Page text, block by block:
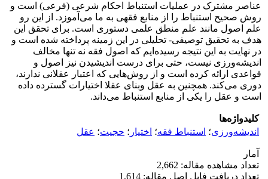
عناصر مشترک در عملیات استنباط احکام شرعی (فرعی) است و
روش صحیح استنباط را از منابع فقهی به ما مى‌آموزد. از این‌ رو
علم اصول مانند علم منطق علمی دستورى است. برای تحقق این
هدف به تحقیق توصیفی- تحلیلی در این زمینه پرداخته شده است و
در نهایت به این نتیجه رسیده‌ایم که اصول فقه نه تنها مخالف
اندیشه‌ورزی نیست، حتی برای درست‌ اندیشیدن نیز اصول و
قواعدی ارائه کرده است و از روش‌هایی که اعتبار عقلانی ندارند،
دوری می‌کند. همچنین به عقل وبنای‌ عقلا اختیارات گسترده داده
است و عقل را یکی از منابع استنباط می‌داند.
کلیدواژه‌ها
اندیشه‌ورزی؛ استنباط فقه؛ اختیار ؛ حجیت؛ عقل
آمار
تعداد مشاهده مقاله: 2,662
تعداد دریافت فایل اصل مقاله: 1,614